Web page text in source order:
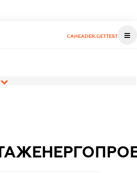
CAHEADER.GETTEST